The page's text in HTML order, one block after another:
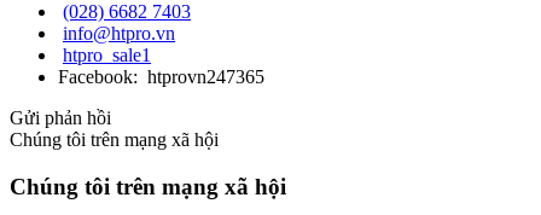
(028) 6682 7403
info@htpro.vn
htpro_sale1
Facebook: htprovn247365
Gửi phản hồi
Chúng tôi trên mạng xã hội
Chúng tôi trên mạng xã hội